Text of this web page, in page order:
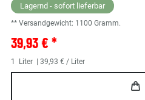
Lagernd - sofort lieferbar
** Versandgewicht: 1100 Gramm.
39,93 € *
1 Liter | 39,93 € / Liter